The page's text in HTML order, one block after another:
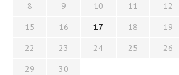
8
9 10 11 12
15
16 17 18 19
22
23 24 25 26
29
30